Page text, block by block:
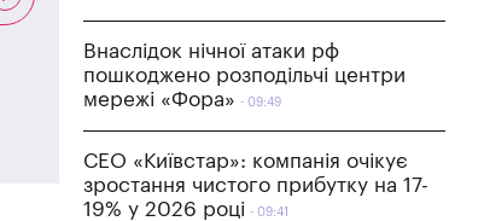
Внаслідок нічної атаки рф
пошкоджено розподільчі центри
мережі «Фора»
09:49
СЕО «Київстар»: компанія очікує
зростання чистого прибутку на 17-
19% у 2026 році
09:41